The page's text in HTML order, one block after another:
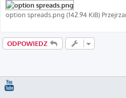
option spreads.png (142.94 KiB)
ODPOWIEDZ